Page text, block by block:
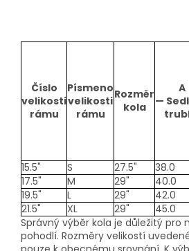
Číslo
velikosti
rámu
Písmeno
velikosti
rámu
Rozměr
kola
A
—
15.5" S 27.5" 38.0
17.5"
M 29" 40.0
19.5"
L 29" 42.0
21.5"
XL 29" 45.0
Správný výběr kola je důležitý pro
pohodlí. Rozměry velikostí